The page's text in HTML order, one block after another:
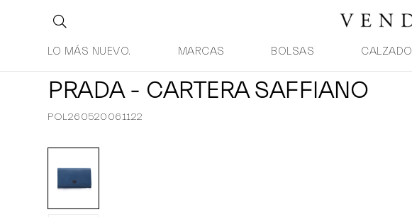
LO MÁS NUEVO. MARCAS BOLSAS CALZADO
PRADA - CARTERA SAFFIANO
POL260520061122